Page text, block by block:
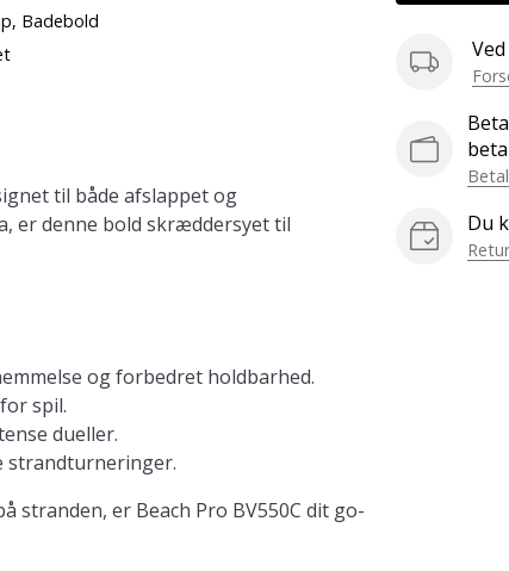
Du
Badebold
til både afslappet og
er denne bold skræddersyet til
og forbedret holdbarhed.
spil.
dueller.
strandturneringer.
stranden, er Beach Pro BV550C dit go-